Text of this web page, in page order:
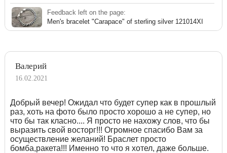
Feedback left on the page:
Men's bracelet "Carapace" of sterling silver 121014XI
Валерий
16.02.2021
Добрый вечер! Ожидал что будет супер как в прошлый
раз, хоть на фото было просто хорошо а не супер, но
что бы так класно.... Я просто не нахожу слов, что бы
выразить свой восторг!!! Огромное спасибо Вам за
осуществление желаний! Браслет просто
бомба,ракета!!! Именно то что я хотел, даже больше.